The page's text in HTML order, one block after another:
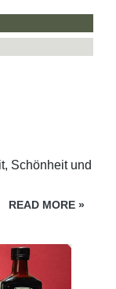
Schönheit und
READ MORE »